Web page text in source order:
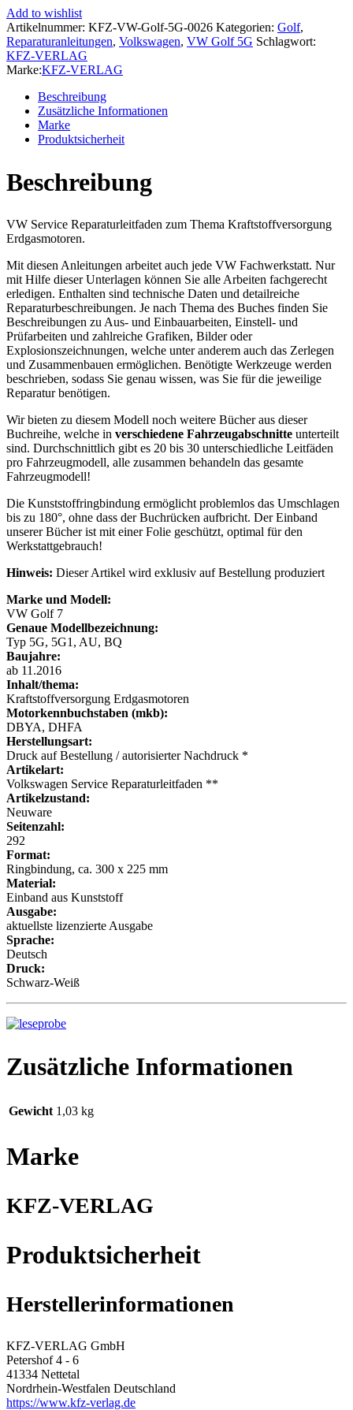
5G/AU
ab
2016
Kraftstoffversorgung
Erdgasmotoren
Reparaturanleitung
Menge
Add to wishlist
Artikelnummer: KFZ-VW-Golf-5G-0026 Kategorien: Golf,
Reparaturanleitungen, Volkswagen, VW Golf 5G Schlagwort:
KFZ-VERLAG
Marke:KFZ-VERLAG
Beschreibung
Zusätzliche Informationen
Marke
Produktsicherheit
Beschreibung
VW Service Reparaturleitfaden zum Thema Kraftstoffversorgung
Erdgasmotoren.
Mit diesen Anleitungen arbeitet auch jede VW Fachwerkstatt. Nur
mit Hilfe dieser Unterlagen können Sie alle Arbeiten fachgerecht
erledigen. Enthalten sind technische Daten und detailreiche
Reparaturbeschreibungen. Je nach Thema des Buches finden Sie
Beschreibungen zu Aus- und Einbauarbeiten, Einstell- und
Prüfarbeiten und zahlreiche Grafiken, Bilder oder
Explosionszeichnungen, welche unter anderem auch das Zerlegen
und Zusammenbauen ermöglichen. Benötigte Werkzeuge werden
beschrieben, sodass Sie genau wissen, was Sie für die jeweilige
Reparatur benötigen.
Wir bieten zu diesem Modell noch weitere Bücher aus dieser
Buchreihe, welche in verschiedene Fahrzeugabschnitte unterteilt
sind. Durchschnittlich gibt es 20 bis 30 unterschiedliche Leitfäden
pro Fahrzeugmodell, alle zusammen behandeln das gesamte
Fahrzeugmodell!
Die Kunststoffringbindung ermöglicht problemlos das Umschlagen
bis zu 180°, ohne dass der Buchrücken aufbricht. Der Einband
unserer Bücher ist mit einer Folie geschützt, optimal für den
Werkstattgebrauch!
Hinweis: Dieser Artikel wird exklusiv auf Bestellung produziert
Marke und Modell:
VW Golf 7
Genaue Modellbezeichnung:
Typ 5G, 5G1, AU, BQ
Baujahre:
ab 11.2016
Inhalt/thema:
Kraftstoffversorgung Erdgasmotoren
Motorkennbuchstaben (mkb):
DBYA, DHFA
Herstellungsart:
Druck auf Bestellung / autorisierter Nachdruck *
Artikelart:
Volkswagen Service Reparaturleitfaden **
Artikelzustand:
Neuware
Seitenzahl:
292
Format:
Ringbindung, ca. 300 x 225 mm
Material:
Einband aus Kunststoff
Ausgabe:
aktuellste lizenzierte Ausgabe
Sprache:
Deutsch
Druck:
Schwarz-Weiß
Zusätzliche Informationen
Gewicht 1,03 kg
Marke
KFZ-VERLAG
Produktsicherheit
Herstellerinformationen
KFZ-VERLAG GmbH
Petershof 4 - 6
41334 Nettetal
Nordrhein-Westfalen Deutschland
https://www.kfz-verlag.de